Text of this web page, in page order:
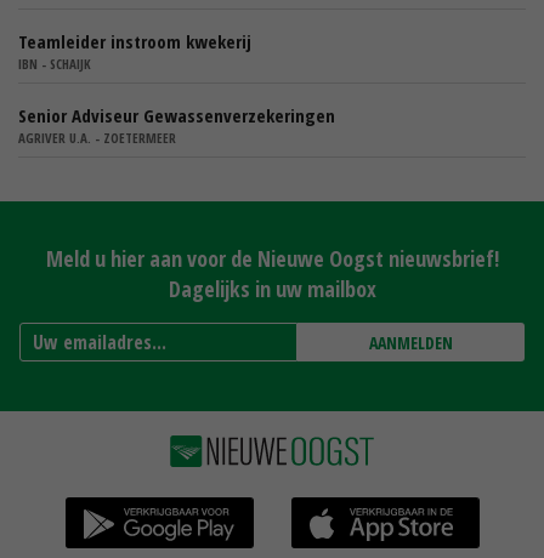
Teamleider instroom kwekerij
IBN - SCHAIJK
Senior Adviseur Gewassenverzekeringen
AGRIVER U.A. - ZOETERMEER
Meld u hier aan voor de Nieuwe Oogst nieuwsbrief!
Dagelijks in uw mailbox
AANMELDEN